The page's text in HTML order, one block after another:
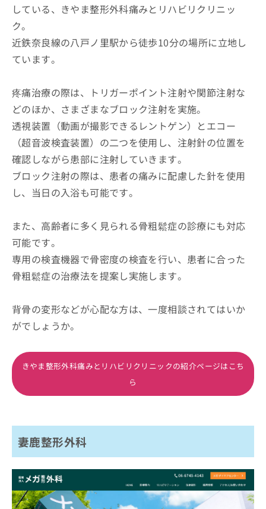
している、きやま整形外科痛みとリハビリクリニッ
ク。
近鉄奈良線の八戸ノ里駅から徒歩10分の場所に立地し
ています。
疼痛治療の際は、トリガーポイント注射や関節注射な
どのほか、さまざまなブロック注射を実施。
透視装置（動画が撮影できるレントゲン）とエコー
（超音波検査装置）の二つを使用し、注射針の位置を
確認しながら患部に注射していきます。
ブロック注射の際は、患者の痛みに配慮した針を使用
し、当日の入浴も可能です。
また、高齢者に多く見られる骨粗鬆症の診療にも対応
可能です。
専用の検査機器で骨密度の検査を行い、患者に合った
骨粗鬆症の治療法を提案し実施します。
背骨の変形などが心配な方は、一度相談されてはいか
がでしょうか。
きやま整形外科痛みとリハビリクリニックの紹介ページはこち
ら
妻鹿整形外科